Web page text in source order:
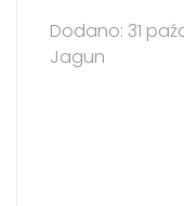
Dodano: 31
Jagun